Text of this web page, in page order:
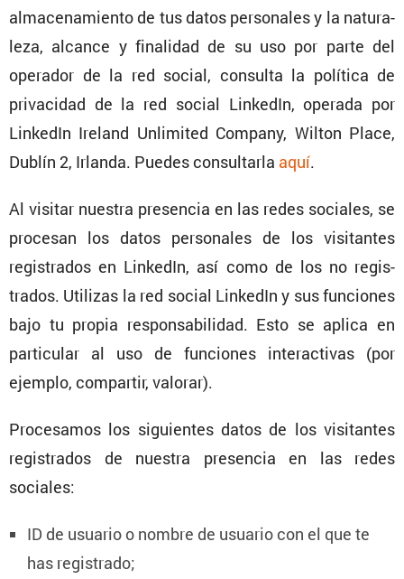
almace­na­miento de tus datos perso­nales y la natura­
leza, alcance y finalidad de su uso por parte del
operador de la red social, consulta la política de
priva­cidad de la red social LinkedIn, operada por
LinkedIn Ireland Unlimited Company, Wilton Place,
Dublín 2, Irlanda. Puedes consul­tarla aquí.
Al visitar nuestra presencia en las redes sociales, se
procesan los datos perso­nales de los visitantes
regis­trados en LinkedIn, así como de los no regis­
trados. Utilizas la red social LinkedIn y sus funciones
bajo tu propia respon­sa­bi­lidad. Esto se aplica en
parti­cular al uso de funciones inter­ac­tivas (por
ejemplo, compartir, valorar).
Proce­samos los siguientes datos de los visitantes
regis­trados de nuestra presencia en las redes
sociales:
ID de usuario o nombre de usuario con el que te
has registrado;